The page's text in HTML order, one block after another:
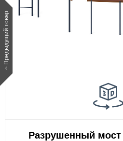
Предыдущий товар
Разрушенный